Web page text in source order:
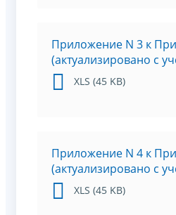
Приложение N 3 к
(актуализировано с
XLS (45 KB)
Приложение N 4 к
(актуализировано с
XLS (45 KB)